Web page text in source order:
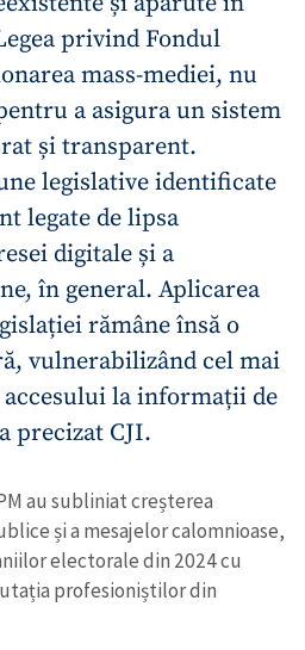
privind Fondul
mass-mediei, nu
a asigura un sistem
și transparent.
legislative identificate
legate de lipsa
digitale și a
în general. Aplicarea
rămâne însă o
vulnerabilizând cel mai
la informații de
precizat CJI.
au subliniat creșterea
și a mesajelor calomnioase,
electorale din 2024 cu
profesioniștilor din